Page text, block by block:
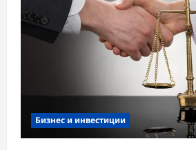
Бизнес и инвестиции